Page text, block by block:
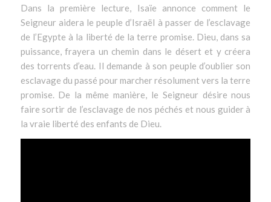
Dans la première lecture, Isaïe annonce comment le
Seigneur aidera le peuple d’Israël à passer de l’esclavage
de l’Egypte à la liberté de la terre promise. Dieu, dans sa
puissance, frayera un chemin dans le désert et y créera
des torrents d’eau. Il demande à son peuple d’oublier son
esclavage du passé pour marcher résolument vers la terre
promise. De la même manière, le Seigneur désire nous
faire sortir de l’esclavage de nos péchés et nous guider à
la vraie liberté des enfants de Dieu.